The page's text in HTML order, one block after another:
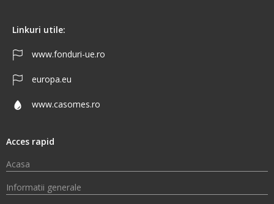
Linkuri utile:
www.fonduri-ue.ro
europa.eu
www.casomes.ro
Acces rapid
Acasa
Informatii generale